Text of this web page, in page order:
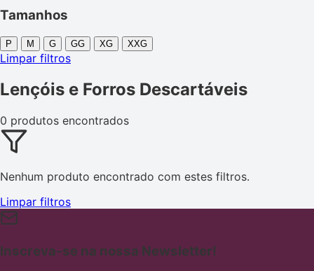
Tamanhos
P M G GG XG XXG
Limpar filtros
Lençóis e Forros Descartáveis
0 produtos encontrados
Nenhum produto encontrado com estes filtros.
Limpar filtros
Inscreva-se na nossa Newsletter!